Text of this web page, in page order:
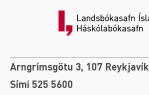
Arngrímsgötu 3, 107 Reykjavík
Sími 525 5600